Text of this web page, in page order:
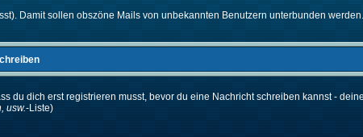
Damit sollen obszöne Mails von unbekannten Benutzern unterbunden werden.
du dich erst registrieren musst, bevor du eine Nachricht schreiben kannst -
usw.-Liste)